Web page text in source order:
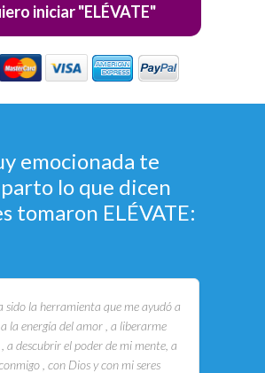
iniciar "ELÉVATE"
emocionada te
lo que dicen
tomaron ELÉVATE:
sido la herramienta que me ayudó a
la energía del amor , a liberarme
a descubrir el poder de mi mente, a
, con Dios y con mi seres